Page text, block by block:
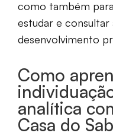
como também
estudar e consultar
desenvolvimento
Como
analítica
Casa do